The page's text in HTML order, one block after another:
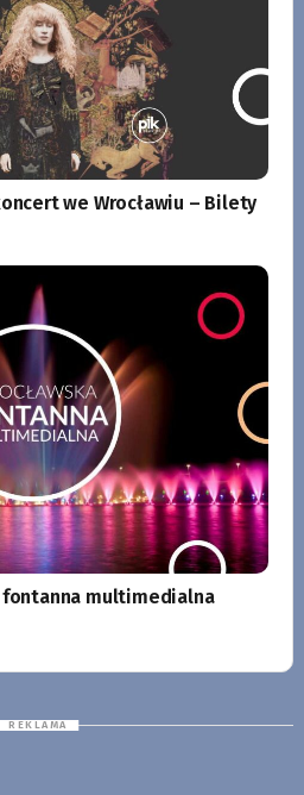
we Wrocławiu – Bilety
fontanna multimedialna